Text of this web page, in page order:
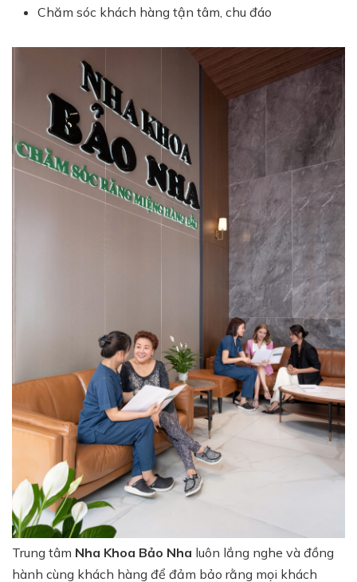
Chăm sóc khách hàng tận tâm, chu đáo
Trung tâm Nha Khoa Bảo Nha luôn lắng nghe và đồng
hành cùng khách hàng để đảm bảo rằng mọi khách